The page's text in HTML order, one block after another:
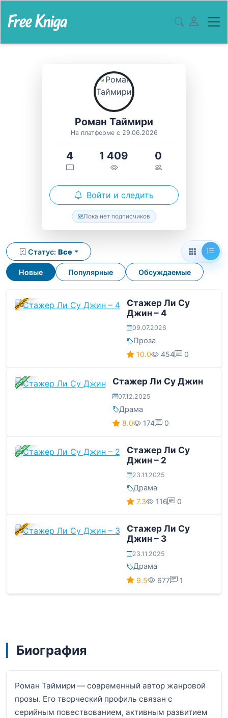
Роман Таймири
На платформе с 29.06.2026
4 1 409 0
Войти и следить
Пока нет подписчиков
Новые Популярные Обсуждаемые
Статус: Все
В ПРОЦЕССЕ
Стажер Ли Су
Джин – 4
09.07.2026
Проза
10.0 454 0
ЗАВЕРШЕНА Стажер Ли Су Джин
07.12.2025
Драма
8.0 174 0
ЗАВЕРШЕНА
Стажер Ли Су
Джин – 2
23.11.2025
Драма
7.3 116 0
В ПРОЦЕССЕ
Стажер Ли Су
Джин – 3
23.11.2025
Драма
9.5 677 1
Биография
Роман Таймири — современный автор жанровой
прозы. Его творческий профиль связан с
серийным повествованием, активным развитием